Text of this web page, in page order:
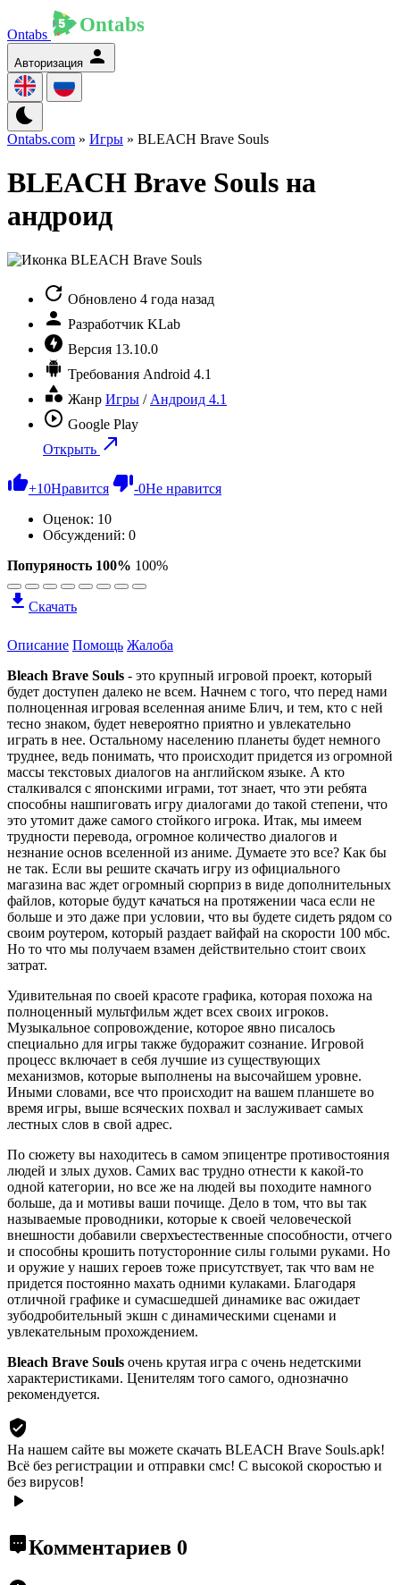
Ontabs
Авторизация
Ontabs.com » Игры » BLEACH Brave Souls
BLEACH Brave Souls на
андроид
Обновлено 4 года назад
Разработчик KLab
Версия 13.10.0
Требования Android 4.1
Жанр Игры / Андроид 4.1
Google Play
Открыть
+10Нравится -0Не нравится
Оценок: 10
Обсуждений: 0
Попуряность 100% 100%
Скачать
Описание Помощь Жалоба
Bleach Brave Souls - это крупный игровой проект, который
будет доступен далеко не всем. Начнем с того, что перед нами
полноценная игровая вселенная аниме Блич, и тем, кто с ней
тесно знаком, будет невероятно приятно и увлекательно
играть в нее. Остальному населению планеты будет немного
труднее, ведь понимать, что происходит придется из огромной
массы текстовых диалогов на английском языке. А кто
сталкивался с японскими играми, тот знает, что эти ребята
способны нашпиговать игру диалогами до такой степени, что
это утомит даже самого стойкого игрока. Итак, мы имеем
трудности перевода, огромное количество диалогов и
незнание основ вселенной из аниме. Думаете это все? Как бы
не так. Если вы решите скачать игру из официального
магазина вас ждет огромный сюрприз в виде дополнительных
файлов, которые будут качаться на протяжении часа если не
больше и это даже при условии, что вы будете сидеть рядом со
своим роутером, который раздает вайфай на скорости 100 мбс.
Но то что мы получаем взамен действительно стоит своих
затрат.
Удивительная по своей красоте графика, которая похожа на
полноценный мультфильм ждет всех своих игроков.
Музыкальное сопровождение, которое явно писалось
специально для игры также будоражит сознание. Игровой
процесс включает в себя лучшие из существующих
механизмов, которые выполнены на высочайшем уровне.
Иными словами, все что происходит на вашем планшете во
время игры, выше всяческих похвал и заслуживает самых
лестных слов в свой адрес.
По сюжету вы находитесь в самом эпицентре противостояния
людей и злых духов. Самих вас трудно отнести к какой-то
одной категории, но все же на людей вы походите намного
больше, да и мотивы ваши почище. Дело в том, что вы так
называемые проводники, которые к своей человеческой
внешности добавили сверхъестественные способности, отчего
и способны крошить потусторонние силы голыми руками. Но
и оружие у наших героев тоже присутствует, так что вам не
придется постоянно махать одними кулаками. Благодаря
отличной графике и сумасшедшей динамике вас ожидает
зубодробительный экшн с динамическими сценами и
увлекательным прохождением.
Bleach Brave Souls очень крутая игра с очень недетскими
характеристиками. Ценителям того самого, однозначно
рекомендуется.
На нашем сайте вы можете скачать BLEACH Brave Souls.apk!
Всё без регистрации и отправки смс! С высокой скоростью и
без вирусов!
Комментариев 0